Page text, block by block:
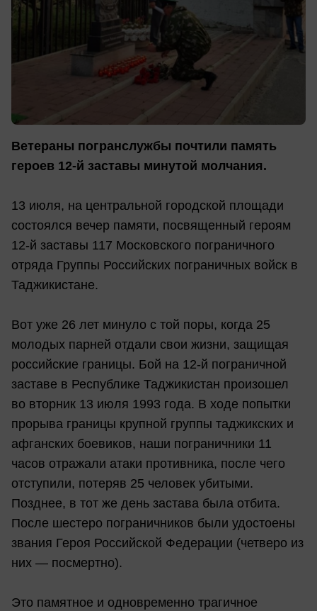
Ветераны погранслужбы почтили память
героев 12-й заставы минутой молчания.
13 июля, на центральной городской площади
состоялся вечер памяти, посвященный героям
12-й заставы 117 Московского пограничного
отряда Группы Российских пограничных войск в
Таджикистане.
Вот уже 26 лет минуло с той поры, когда 25
молодых парней отдали свои жизни, защищая
российские границы. Бой на 12-й пограничной
заставе в Республике Таджикистан произошел
во вторник 13 июля 1993 года. В ходе попытки
прорыва границы крупной группы таджикских и
афганских боевиков, наши пограничники 11
часов отражали атаки противника, после чего
отступили, потеряв 25 человек убитыми.
Позднее, в тот же день застава была отбита.
После шестеро пограничников были удостоены
звания Героя Российской Федерации (четверо из
них — посмертно).
Это памятное и одновременно трагичное